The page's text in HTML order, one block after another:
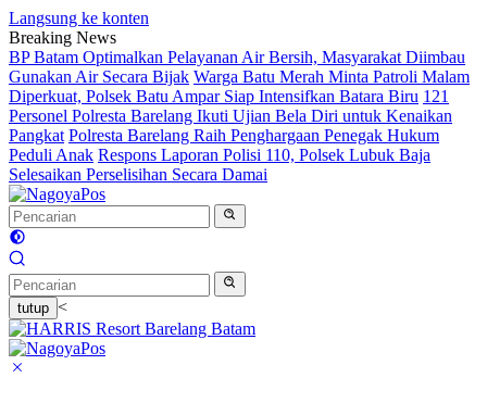
Langsung ke konten
Breaking News
BP Batam Optimalkan Pelayanan Air Bersih, Masyarakat Diimbau
Gunakan Air Secara Bijak Warga Batu Merah Minta Patroli Malam
Diperkuat, Polsek Batu Ampar Siap Intensifkan Batara Biru 121
Personel Polresta Barelang Ikuti Ujian Bela Diri untuk Kenaikan
Pangkat Polresta Barelang Raih Penghargaan Penegak Hukum
Peduli Anak Respons Laporan Polisi 110, Polsek Lubuk Baja
Selesaikan Perselisihan Secara Damai
tutup <